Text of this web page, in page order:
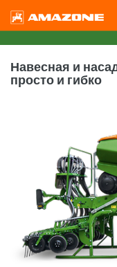
Навесная и
просто и гибко